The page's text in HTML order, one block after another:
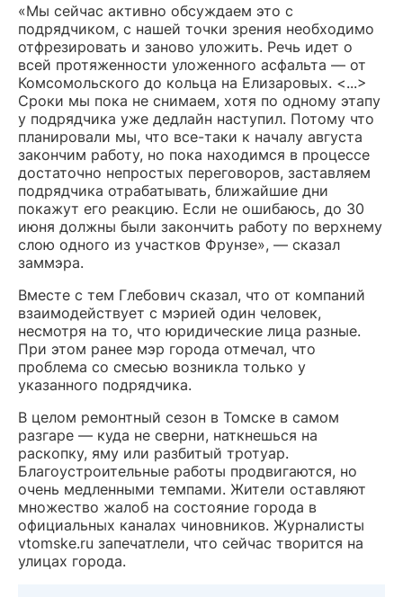
«Мы сейчас активно обсуждаем это с
подрядчиком, с нашей точки зрения необходимо
отфрезировать и заново уложить. Речь идет о
всей протяженности уложенного асфальта — от
Комсомольского до кольца на Елизаровых. <...>
Сроки мы пока не снимаем, хотя по одному этапу
у подрядчика уже дедлайн наступил. Потому что
планировали мы, что все-таки к началу августа
закончим работу, но пока находимся в процессе
достаточно непростых переговоров, заставляем
подрядчика отрабатывать, ближайшие дни
покажут его реакцию. Если не ошибаюсь, до 30
июня должны были закончить работу по верхнему
слою одного из участков Фрунзе», — сказал
заммэра.
Вместе с тем Глебович сказал, что от компаний
взаимодействует с мэрией один человек,
несмотря на то, что юридические лица разные.
При этом ранее мэр города отмечал, что
проблема со смесью возникла только у
указанного подрядчика.
В целом ремонтный сезон в Томске в самом
разгаре — куда не сверни, наткнешься на
раскопку, яму или разбитый тротуар.
Благоустроительные работы продвигаются, но
очень медленными темпами. Жители оставляют
множество жалоб на состояние города в
официальных каналах чиновников. Журналисты
vtomske.ru запечатлели, что сейчас творится на
улицах города.